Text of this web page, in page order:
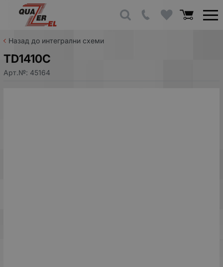
Назад до интегрални схеми
TD1410C
Арт.№: 45164